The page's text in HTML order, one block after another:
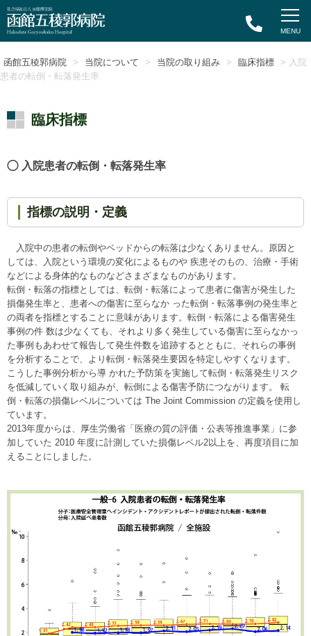
函館五稜郭病院 > 当院について > 当院の取り組み > 臨床指標
> 入院
患者の転倒・転落発生率
臨床指標
入院患者の転倒・転落発生率
指標の説明・定義
入院中の患者の転倒やベッドからの転落は少なくありません。原因と
しては、入院という環境の変化によるものや 疾患そのもの、治療・手術
などによる身体的なものなどさまざまなものがあります。
転倒・転落の指標としては、転倒・転落によって患者に傷害が発生した
損傷発生率と、患者への傷害に至らなか った転倒・転落事例の発生率と
の両者を指標とすることに意味があります。転倒・転落による傷害発生
事例の件 数は少なくても、それより多く発生している傷害に至らなかっ
た事例もあわせて報告して発生件数を追跡するとともに、それらの事例
を分析することで、より転倒・転落発生要因を特定しやすくなります。
こうした事例分析から導 かれた予防策を実施して転倒・転落発生リスク
を低減していく取り組みが、転倒による傷害予防につながります。 転
倒・転落の損傷レベルについては The Joint Commission の定義を使用し
ています。
2013年度からは、厚生労働省「医療の質の評価・公表等推進事業」に参
加していた 2010 年度に計測していた損傷レベル2以上を、再度項目に加
えることにしました。